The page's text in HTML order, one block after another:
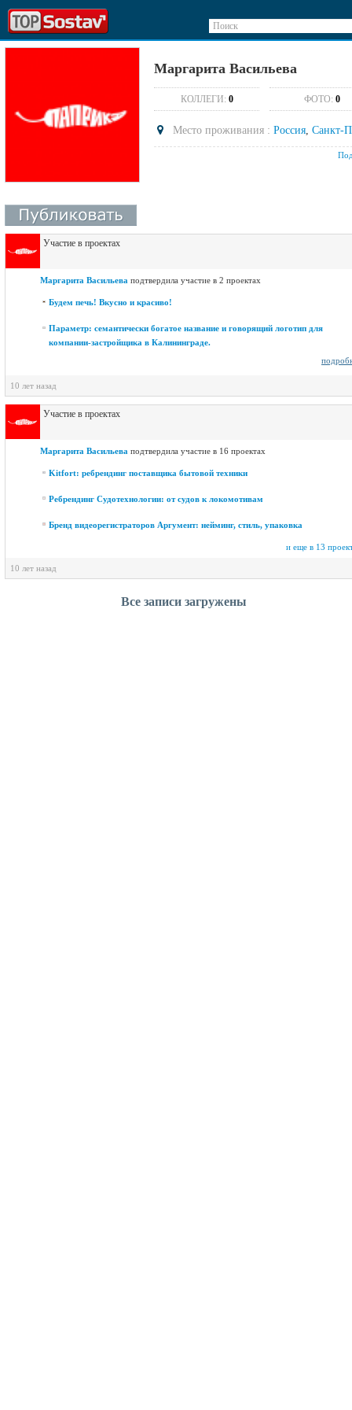
Поиск
Маргарита Васильева
КОЛЛЕГИ: 0 ФОТО: 0
Место проживания : Россия, Санкт-
Участие в проектах
Маргарита Васильева подтвердила участие в 2 проектах
Будем печь! Вкусно и красиво!
Параметр: семантически богатое название и говорящий логотип для
компании-застройщика в Калининграде.
10 лет назад
Участие в проектах
Маргарита Васильева подтвердила участие в 16 проектах
Kitfort: ребрендинг поставщика бытовой техники
Ребрендинг Судотехнологии: от судов к локомотивам
Бренд видеорегистраторов Аргумент: нейминг, стиль, упаковка
и еще в 13
10 лет назад
Все записи загружены